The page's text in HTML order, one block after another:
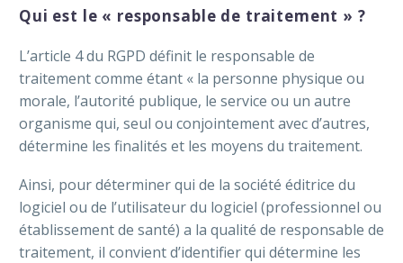
Qui est le « responsable de traitement » ?
L’article 4 du RGPD définit le responsable de
traitement comme étant « la personne physique ou
morale, l’autorité publique, le service ou un autre
organisme qui, seul ou conjointement avec d’autres,
détermine les finalités et les moyens du traitement.
Ainsi, pour déterminer qui de la société éditrice du
logiciel ou de l’utilisateur du logiciel (professionnel ou
établissement de santé) a la qualité de responsable de
traitement, il convient d’identifier qui détermine les